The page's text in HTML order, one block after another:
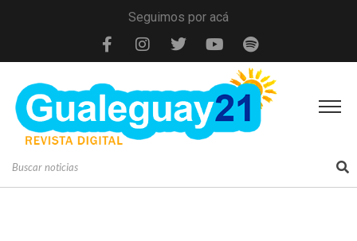
Seguimos por acá